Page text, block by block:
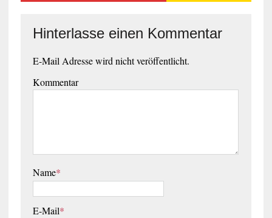
Hinterlasse einen Kommentar
E-Mail Adresse wird nicht veröffentlicht.
Kommentar
Name*
E-Mail*